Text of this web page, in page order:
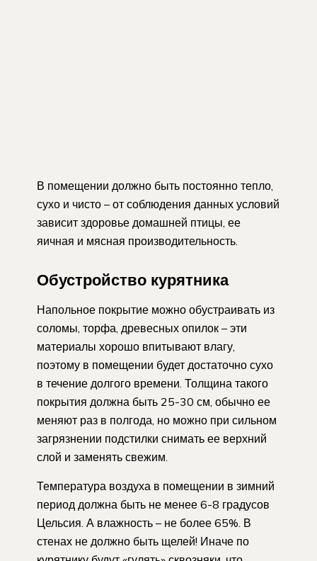
В помещении должно быть постоянно тепло,
сухо и чисто – от соблюдения данных условий
зависит здоровье домашней птицы, ее
яичная и мясная производительность.
Обустройство курятника
Напольное покрытие можно обустраивать из
соломы, торфа, древесных опилок – эти
материалы хорошо впитывают влагу,
поэтому в помещении будет достаточно сухо
в течение долгого времени. Толщина такого
покрытия должна быть 25-30 см, обычно ее
меняют раз в полгода, но можно при сильном
загрязнении подстилки снимать ее верхний
слой и заменять свежим.
Температура воздуха в помещении в зимний
период должна быть не менее 6-8 градусов
Цельсия. А влажность – не более 65%. В
стенах не должно быть щелей! Иначе по